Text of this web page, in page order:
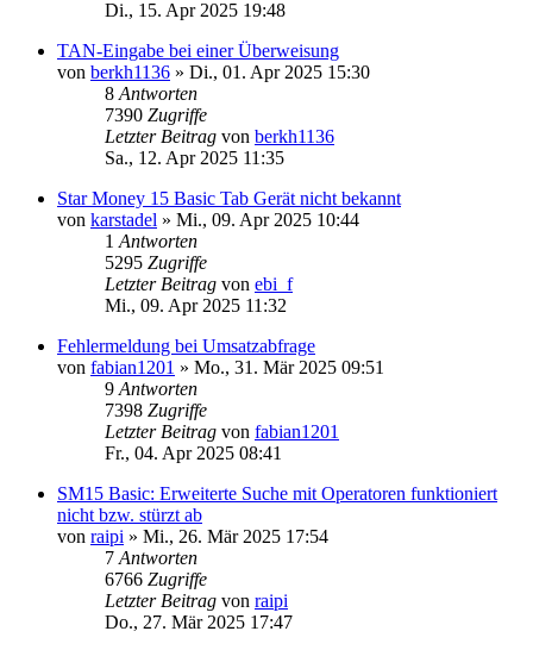
Di., 15. Apr 2025 19:48
TAN-Eingabe bei einer Überweisung
von berkh1136 » Di., 01. Apr 2025 15:30
8 Antworten
7390 Zugriffe
Letzter Beitrag von berkh1136
Sa., 12. Apr 2025 11:35
Star Money 15 Basic Tab Gerät nicht bekannt
von karstadel » Mi., 09. Apr 2025 10:44
1 Antworten
5295 Zugriffe
Letzter Beitrag von ebi_f
Mi., 09. Apr 2025 11:32
Fehlermeldung bei Umsatzabfrage
von fabian1201 » Mo., 31. Mär 2025 09:51
9 Antworten
7398 Zugriffe
Letzter Beitrag von fabian1201
Fr., 04. Apr 2025 08:41
SM15 Basic: Erweiterte Suche mit Operatoren funktioniert
nicht bzw. stürzt ab
von raipi » Mi., 26. Mär 2025 17:54
7 Antworten
6766 Zugriffe
Letzter Beitrag von raipi
Do., 27. Mär 2025 17:47